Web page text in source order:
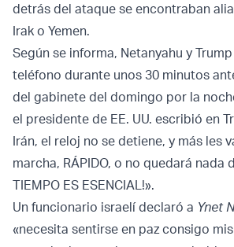
detrás del ataque se encontraban
Irak o Yemen.
Según se informa, Netanyahu y
teléfono durante unos 30 minutos
del gabinete del domingo por la
el presidente de EE. UU. escribió en
Irán, el reloj no se detiene, y más les
marcha, RÁPIDO, o no quedará nada
TIEMPO ES ESENCIAL!».
Un funcionario israelí declaró a Ynet
«necesita sentirse en paz consigo